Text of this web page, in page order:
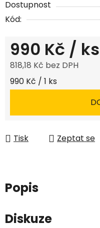
Dostupnost
Kód:
990 Kč / ks
818,18 Kč bez DPH
Měrná cena:
990 Kč / 1 ks
Tisk Zeptat se
Popis
Diskuze